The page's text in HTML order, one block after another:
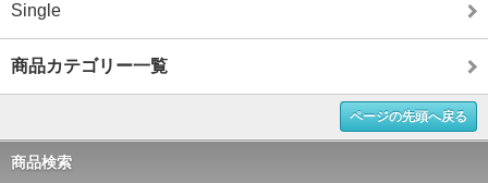
Single
商品カテゴリー一覧
ページの先頭へ戻る
商品検索